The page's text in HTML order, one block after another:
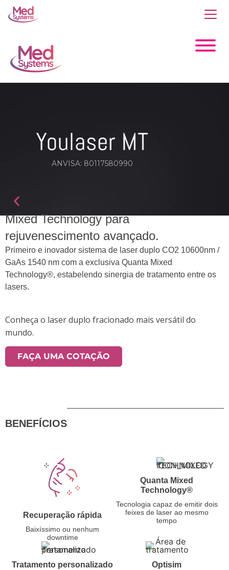
ANVISA: 80117580990
Mixed Technology para
rejuvenescimento avançado.
Primeiro e inovador sistema de laser duplo CO2 10600nm /
GaAs 1540 nm com a exclusiva Quanta Mixed
Technology®, estabelendo sinergia de tratamento entre os
lasers.
Conheça o laser duplo fracionado mais versátil do
mundo.
FAÇA UMA COTAÇÃO
BENEFÍCIOS
Recuperação rápida
Baixíssimo ou nenhum
downtime
Quanta Mixed
Technology®
Tecnologia capaz de emitir dois
feixes de laser ao mesmo
tempo
Tratamento personalizado Optisim